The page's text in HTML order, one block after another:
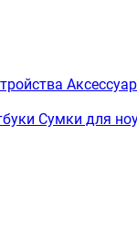
Сумки для